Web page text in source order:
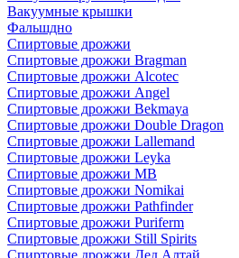
Вакуумные крышки
Фальшдно
Спиртовые дрожжи
Спиртовые дрожжи Bragman
Спиртовые дрожжи Alcotec
Спиртовые дрожжи Angel
Спиртовые дрожжи Bekmaya
Спиртовые дрожжи Double Dragon
Спиртовые дрожжи Lallemand
Спиртовые дрожжи Leyka
Спиртовые дрожжи MB
Спиртовые дрожжи Nomikai
Спиртовые дрожжи Pathfinder
Спиртовые дрожжи Puriferm
Спиртовые дрожжи Still Spirits
Спиртовые дрожжи Дед Алтай